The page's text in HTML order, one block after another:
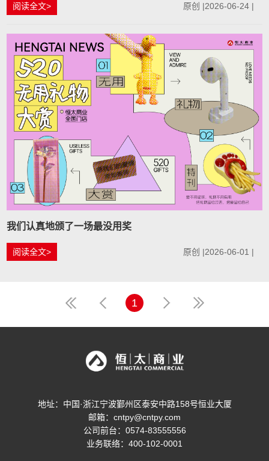
原创 |2026-06-24 |
阅读全文>
我们认真地颁了一场最没用奖
原创 |2026-06-01 |
阅读全文>
1
地址：中国·浙江宁波鄞州区泰安中路158号恒业大厦
邮箱：cntpy@cntpy.com
公司前台：0574-83555556
业务联络：400-102-0001